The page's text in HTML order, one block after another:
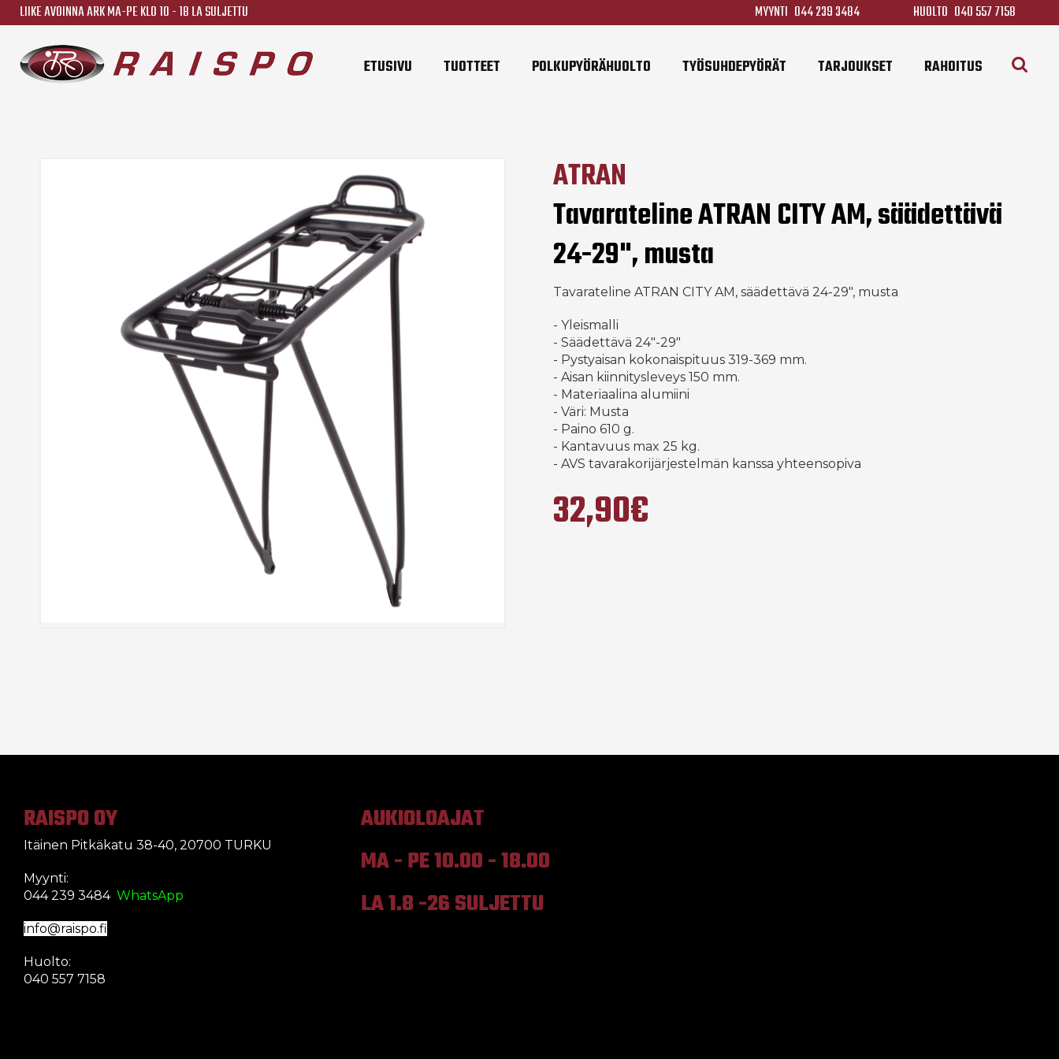
LIIKE AVOINNA ARK MA-PE KLO 10 - 18 LA SULJETTU MYYNTI 044 239 3484 HUOLTO 040 557 7158
ETUSIVU TUOTTEET POLKUPYÖRÄHUOLTO TYÖSUHDEPYÖRÄT TARJOUKSET RAHOITUS
ATRAN
Tavarateline ATRAN CITY AM, säädettävä
24-29", musta
Tavarateline ATRAN CITY AM, säädettävä 24-29", musta
- Yleismalli
- Säädettävä 24"-29"
- Pystyaisan kokonaispituus 319-369 mm.
- Aisan kiinnitysleveys 150 mm.
- Materiaalina alumiini
- Väri: Musta
- Paino 610 g.
- Kantavuus max 25 kg.
- AVS tavarakorijärjestelmän kanssa yhteensopiva
32,90€
RAISPO OY
Itäinen Pitkäkatu 38-40, 20700 TURKU
Myynti:
044 239 3484 WhatsApp
info@raispo.fi
Huolto:
040 557 7158
AUKIOLOAJAT
MA - PE 10.00 - 18.00
LA 1.8 -26 SULJETTU